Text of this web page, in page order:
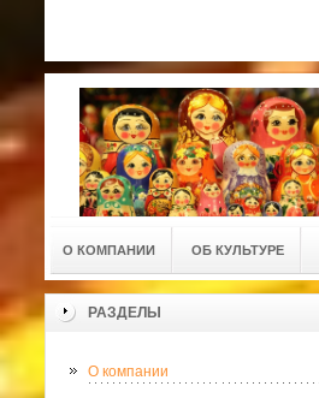
О КОМПАНИИ ОБ КУЛЬТУРЕ
РАЗДЕЛЫ
О компании